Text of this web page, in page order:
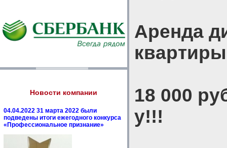
Новости компании
04.04.2022 31 марта 2022 были
подведены итоги ежегодного конкурса
«Профессиональное признание»
Аренда
18 000
у!!!